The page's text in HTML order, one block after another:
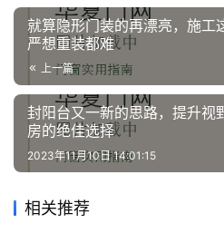
系
我
们
就算隐形门装的再漂亮，施工
严想重装都难
上一篇
封阳台又一新的思路，提升视
房的绝佳选择
2023年11月10日 14:01:15
相关推荐